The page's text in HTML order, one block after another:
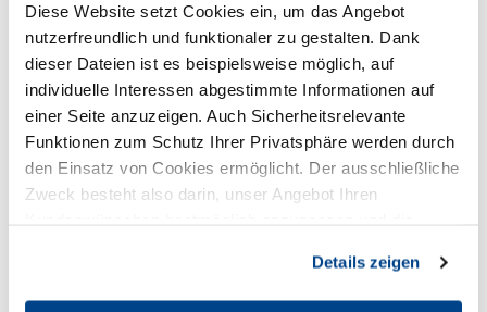
Diese Website setzt Cookies ein, um das Angebot
nutzerfreundlich und funktionaler zu gestalten. Dank
dieser Dateien ist es beispielsweise möglich, auf
individuelle Interessen abgestimmte Informationen auf
einer Seite anzuzeigen. Auch Sicherheitsrelevante
Funktionen zum Schutz Ihrer Privatsphäre werden durch
den Einsatz von Cookies ermöglicht. Der ausschließliche
Zweck besteht also darin, unser Angebot Ihren
Details zeigen
21.05.2026 PremiumPartner
Die ersten 500 DishIQ™ werden zum speziellen
Einführungspreis von nur 199 €* pro Monat verkauft!